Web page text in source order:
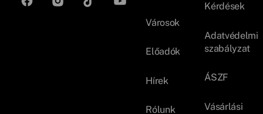
Városok
Előadók
Hírek
Rólunk
Kérdések
Adatvédelmi
szabályzat
ÁSZF
Vásárlási